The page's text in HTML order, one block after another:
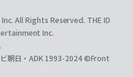
All Rights Reserved. THE ID
Inc.
朝日・ADK 1993-2024 ©Front